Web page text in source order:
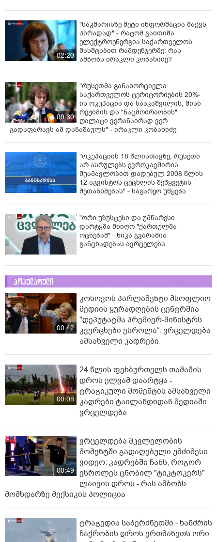
02:20
"საკმარისზე მეტი ინფორმაცია მაქვს
პირადად" - რატომ გაითიშა
ელექტროენერგია საქართველოს
მასშტაბით რამდენჯერმე: რას
ამბობს ირაკლი კობახიძე?
09:30
"რუსეთმა განახორციელა
საქართველოს ტერიტორიების 20%-
ის ოკუპაცია და სააკაშვილის, მისი
რეჟიმის და "ნაცმოძრაობის"
ღალატი ვერანაირად ვერ
გადაფარავს ამ დანაშაულს" - ირაკლი კობახიძე
"ოკუპაციის 18 წლისთავზე, რუსეთი
არ ასრულებს ევროკავშირის
შუამავლობით დადებულ 2008 წლის
12 აგვისტოს ცეცხლის შეწყვეტის
შეთანხმებას" - საგარეო უწყება
"ორი უზუსტესი და უმწარესი
დარტყმა მიიღო "ქართულმა
ოცნებამ" - ნიკა გვარამია
განცხადებას ავრცელებს
პოპულარული
00:42
კოსოვოს პარლამენტი მსოფლიო
მედიის ყურადღების ცენტრშია -
"დეპუტატმა პრემიერ-მინისტრს
კვერცხები ესროლა“: ვრცელდება
ამსახველი კადრები
00:08
24 წლის ფეხბურთელს თამაშის
დროს ელვამ დაარტყა -
ტრაგიკული მომენტის ამსახველი
კადრები ტაილანდიდან მედიაში
ვრცელდება
00:49
ვრცელდება მკვლელობის
მომენტში გადაღებული უმძიმესი
ვიდეო: კადრებში ჩანს, როგორ
ესროლეს ცნობილ "ტიკტოკერს"
ლაივის დროს - რას ამბობს
მომხდარზე მექსიკის პოლიცია
ტრაგედია საბერძნეთში - ხანძრის
ჩაქრობის დროს ერთმანეთს ორი